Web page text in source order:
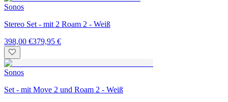
Sonos
Stereo Set - mit 2 Roam 2 - Weiß
398,00 €379,95 €
Sonos
Set - mit Move 2 und Roam 2 - Weiß